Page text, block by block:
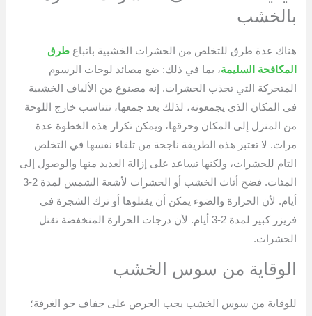
بالخشب
هناك عدة طرق للتخلص من الحشرات الخشبية باتباعطرق
المكافحة السليمة، بما في ذلك: ضع مصائد لوحات الرسوم
المتحركة التي تجذب الحشرات. إنه مصنوع من الألياف الخشبية
في المكان الذي يجمعونه، لذلك بعد جمعها، تتناسب خارج اللوحة
من المنزل إلى المكان وحرقها، ويمكن تكرار هذه الخطوة عدة
مرات. لا تعتبر هذه الطريقة ناجحة من تلقاء نفسها في التخلص
التام للحشرات، ولكنها تساعد على إزالة العديد منها والوصول إلى
المئات. فضح أثاث الخشب أو الحشرات لأشعة الشمس لمدة 2-3
أيام. لأن الحرارة والضوء يمكن أن يقتلوها أو ترك الشجرة في
فريزر كبير لمدة 2-3 أيام. لأن درجات الحرارة المنخفضة تقتل
الحشرات.
الوقاية من سوس الخشب
للوقاية من سوس الخشب يجب الحرص على جفاف جو الغرفة؛